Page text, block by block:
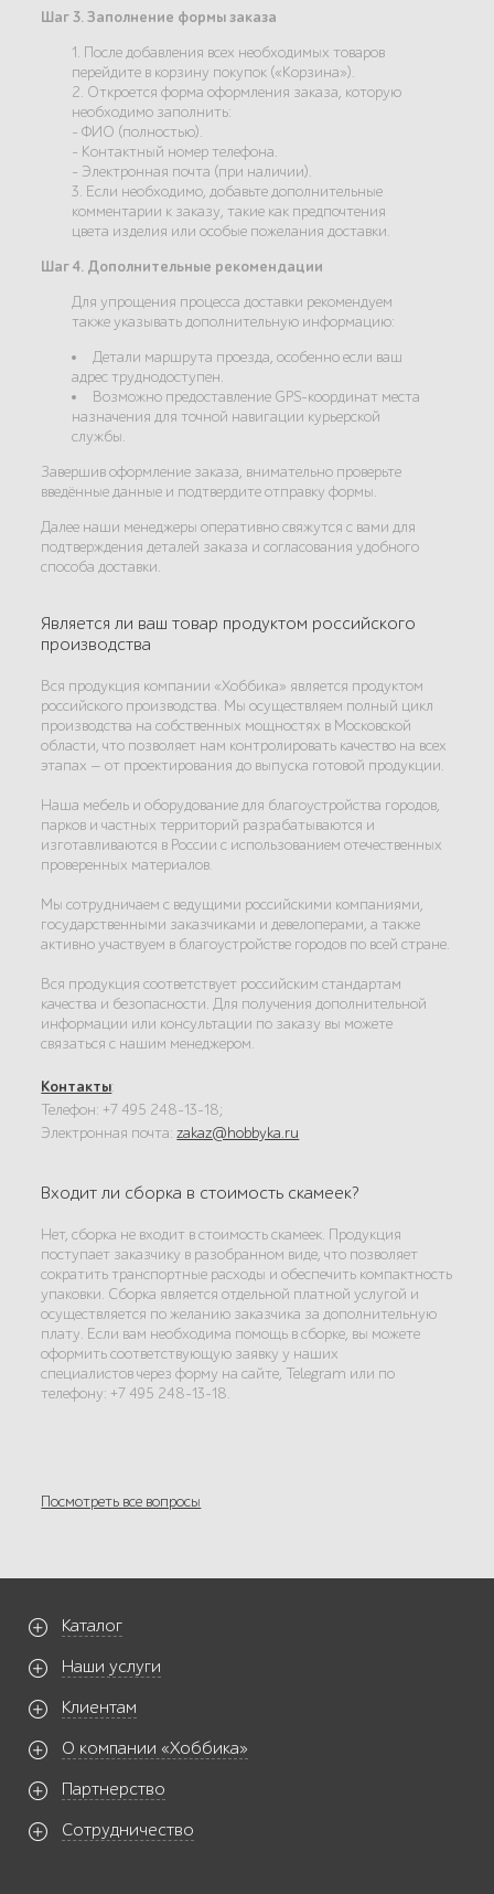
Шаг 3. Заполнение формы заказа
1. После добавления всех необходимых товаров
перейдите в корзину покупок («Корзина»).
2. Откроется форма оформления заказа, которую
необходимо заполнить:
- ФИО (полностью).
- Контактный номер телефона.
- Электронная почта (при наличии).
3. Если необходимо, добавьте дополнительные
комментарии к заказу, такие как предпочтения
цвета изделия или особые пожелания доставки.
Шаг 4. Дополнительные рекомендации
Для упрощения процесса доставки рекомендуем
также указывать дополнительную информацию:
Детали маршрута проезда, особенно если ваш
адрес труднодоступен.
Возможно предоставление GPS-координат места
назначения для точной навигации курьерской
службы.
Завершив оформление заказа, внимательно проверьте
введённые данные и подтвердите отправку формы.
Далее наши менеджеры оперативно свяжутся с вами для
подтверждения деталей заказа и согласования удобного
способа доставки.
Является ли ваш товар продуктом российского
производства
Вся продукция компании «Хоббика» является продуктом
российского производства. Мы осуществляем полный цикл
производства на собственных мощностях в Московской
области, что позволяет нам контролировать качество на всех
этапах — от проектирования до выпуска готовой продукции.
Наша мебель и оборудование для благоустройства городов,
парков и частных территорий разрабатываются и
изготавливаются в России с использованием отечественных
проверенных материалов.
Мы сотрудничаем с ведущими российскими компаниями,
государственными заказчиками и девелоперами, а также
активно участвуем в благоустройстве городов по всей стране.
Вся продукция соответствует российским стандартам
качества и безопасности. Для получения дополнительной
информации или консультации по заказу вы можете
связаться с нашим менеджером.
Контакты:
Телефон: +7 495 248-13-18;
Электронная почта:zakaz@hobbyka.ru
Входит ли сборка в стоимость скамеек?
Нет, сборка не входит в стоимость скамеек. Продукция
поступает заказчику в разобранном виде, что позволяет
сократить транспортные расходы и обеспечить компактность
упаковки. Сборка является отдельной платной услугой и
осуществляется по желанию заказчика за дополнительную
плату. Если вам необходима помощь в сборке, вы можете
оформить соответствующую заявку у наших
специалистов через форму на сайте, Telegram или по
телефону: +7 495 248-13-18.
Посмотреть все вопросы
Каталог
Наши услуги
Клиентам
О компании «Хоббика»
Партнерство
Сотрудничество